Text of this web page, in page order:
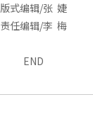
版式编辑/张 婕
责任编辑/李 梅
END